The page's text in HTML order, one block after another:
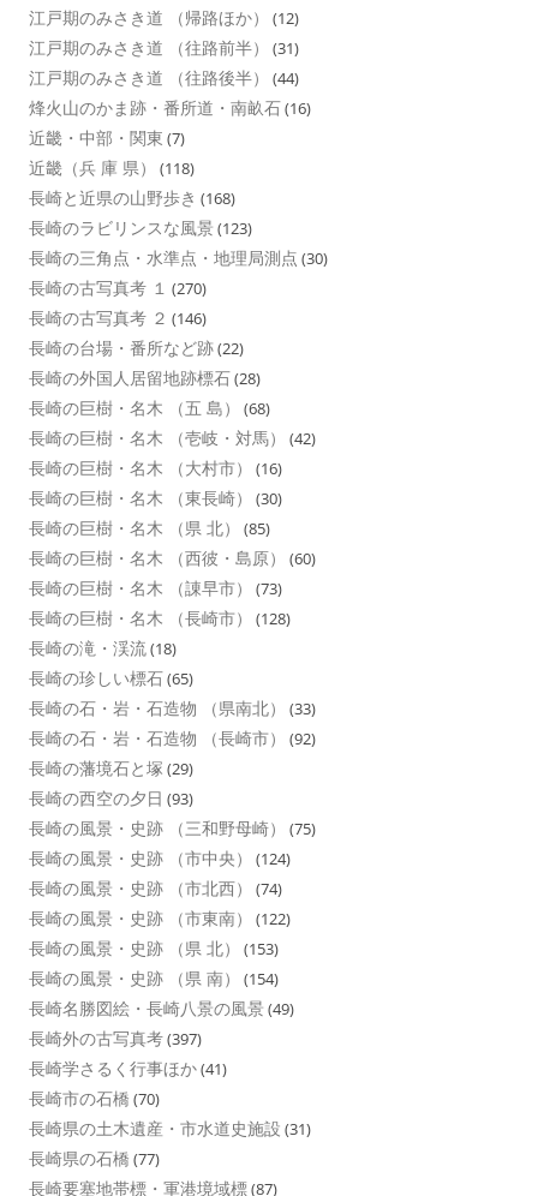
江戸期のみさき道 （帰路ほか） (12)
江戸期のみさき道 （往路前半） (31)
江戸期のみさき道 （往路後半） (44)
烽火山のかま跡・番所道・南畝石(16)
近畿・中部・関東 (7)
近畿（兵 庫 県） (118)
長崎と近県の山野歩き (168)
長崎のラビリンスな風景 (123)
長崎の三角点・水準点・地理局測点 (30)
長崎の古写真考 １ (270)
長崎の古写真考 ２ (146)
長崎の台場・番所など跡(22)
長崎の外国人居留地跡標石(28)
長崎の巨樹・名木 （五 島） (68)
長崎の巨樹・名木 （壱岐・対馬） (42)
長崎の巨樹・名木 （大村市） (16)
長崎の巨樹・名木 （東長崎） (30)
長崎の巨樹・名木 （県 北） (85)
長崎の巨樹・名木 （西彼・島原） (60)
長崎の巨樹・名木 （諌早市） (73)
長崎の巨樹・名木 （長崎市） (128)
長崎の滝・渓流(18)
長崎の珍しい標石(65)
長崎の石・岩・石造物 （県南北） (33)
長崎の石・岩・石造物 （長崎市） (92)
長崎の藩境石と塚 (29)
長崎の西空の夕日 (93)
長崎の風景・史跡 （三和野母崎） (75)
長崎の風景・史跡 （市中央） (124)
長崎の風景・史跡 （市北西） (74)
長崎の風景・史跡 （市東南） (122)
長崎の風景・史跡 （県 北） (153)
長崎の風景・史跡 （県 南） (154)
長崎名勝図絵・長崎八景の風景 (49)
長崎外の古写真考(397)
長崎学さるく行事ほか(41)
長崎市の石橋 (70)
長崎県の土木遺産・市水道史施設 (31)
長崎県の石橋 (77)
長崎要塞地帯標・軍港境域標(87)